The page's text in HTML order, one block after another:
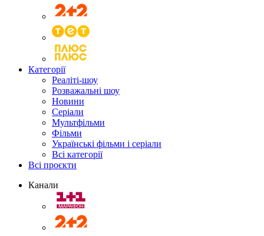
Категорії
Реаліті-шоу
Розважальні шоу
Новини
Серіали
Мультфільми
Фільми
Українські фільми і серіали
Всі категорії
Всі проєкти
Канали